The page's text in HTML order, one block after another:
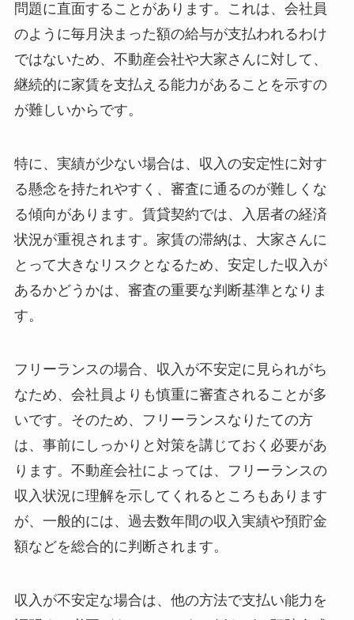
問題に直面することがあります。これは、会社員
のように毎月決まった額の給与が支払われるわけ
ではないため、不動産会社や大家さんに対して、
継続的に家賃を支払える能力があることを示すの
が難しいからです。
特に、実績が少ない場合は、収入の安定性に対す
る懸念を持たれやすく、審査に通るのが難しくな
る傾向があります。賃貸契約では、入居者の経済
状況が重視されます。家賃の滞納は、大家さんに
とって大きなリスクとなるため、安定した収入が
あるかどうかは、審査の重要な判断基準となりま
す。
フリーランスの場合、収入が不安定に見られがち
なため、会社員よりも慎重に審査されることが多
いです。そのため、フリーランスなりたての方
は、事前にしっかりと対策を講じておく必要があ
ります。不動産会社によっては、フリーランスの
収入状況に理解を示してくれるところもあります
が、一般的には、過去数年間の収入実績や預貯金
額などを総合的に判断されます。
収入が不安定な場合は、他の方法で支払い能力を